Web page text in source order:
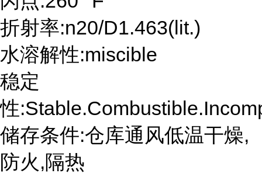
折射率:n20/D1.463(lit.)
水溶解性:miscible
稳定
性
储存条件:仓库通风低温干燥,
防火,隔热